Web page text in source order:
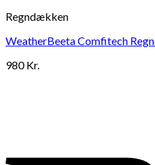
Regndækken
WeatherBeeta Comfitech
980Kr.